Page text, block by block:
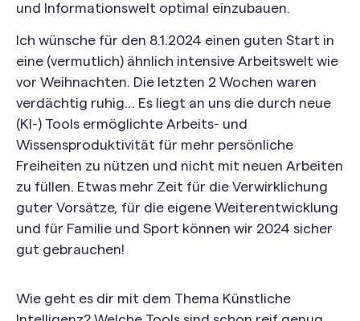
und Informationswelt optimal einzubauen.
Ich wünsche für den 8.1.2024 einen guten Start in
eine (vermutlich) ähnlich intensive Arbeitswelt wie
vor Weihnachten. Die letzten 2 Wochen waren
verdächtig ruhig… Es liegt an uns die durch neue
(KI-) Tools ermöglichte Arbeits- und
Wissensproduktivität für mehr persönliche
Freiheiten zu nützen und nicht mit neuen Arbeiten
zu füllen. Etwas mehr Zeit für die Verwirklichung
guter Vorsätze, für die eigene Weiterentwicklung
und für Familie und Sport können wir 2024 sicher
gut gebrauchen!
Wie geht es dir mit dem Thema Künstliche